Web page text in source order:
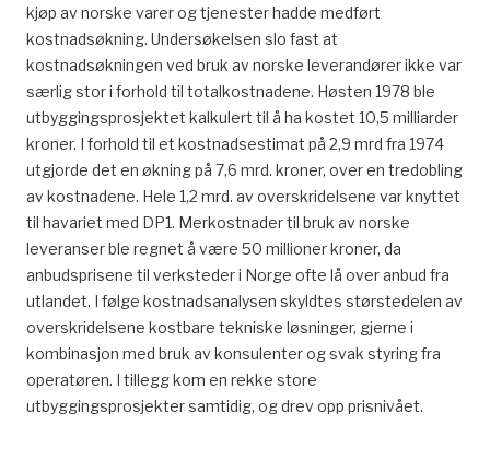
kjøp av norske varer og tjenester hadde medført
kostnadsøkning. Undersøkelsen slo fast at
kostnadsøkningen ved bruk av norske leverandører ikke var
særlig stor i forhold til totalkostnadene. Høsten 1978 ble
utbyggingsprosjektet kalkulert til å ha kostet 10,5 milliarder
kroner. I forhold til et kostnadsestimat på 2,9 mrd fra 1974
utgjorde det en økning på 7,6 mrd. kroner, over en tredobling
av kostnadene. Hele 1,2 mrd. av overskridelsene var knyttet
til havariet med DP1. Merkostnader til bruk av norske
leveranser ble regnet å være 50 millioner kroner, da
anbudsprisene til verksteder i Norge ofte lå over anbud fra
utlandet. I følge kostnadsanalysen skyldtes størstedelen av
overskridelsene kostbare tekniske løsninger, gjerne i
kombinasjon med bruk av konsulenter og svak styring fra
operatøren. I tillegg kom en rekke store
utbyggingsprosjekter samtidig, og drev opp prisnivået.